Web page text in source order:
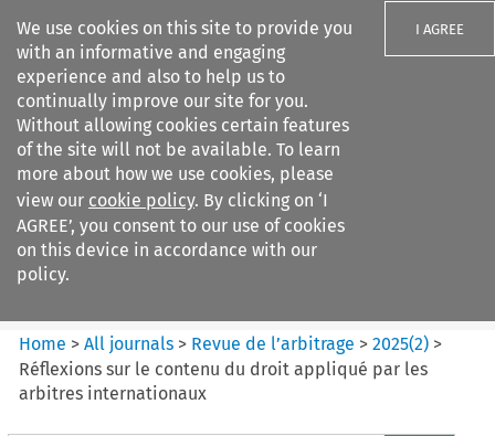
We use cookies on this site to provide you
with an informative and engaging
experience and also to help us to
continually improve our site for you.
Without allowing cookies certain features
of the site will not be available. To learn
more about how we use cookies, please
view our cookie policy. By clicking on ‘I
AGREE’, you consent to our use of cookies
on this device in accordance with our
policy.
I AGREE
Search filters
Revue de
l%E2%80%99arbitrage
Home >All journals > Revue de l’arbitrage >2025(2) >
Réflexions sur le contenu du droit appliqué par les
arbitres internationaux